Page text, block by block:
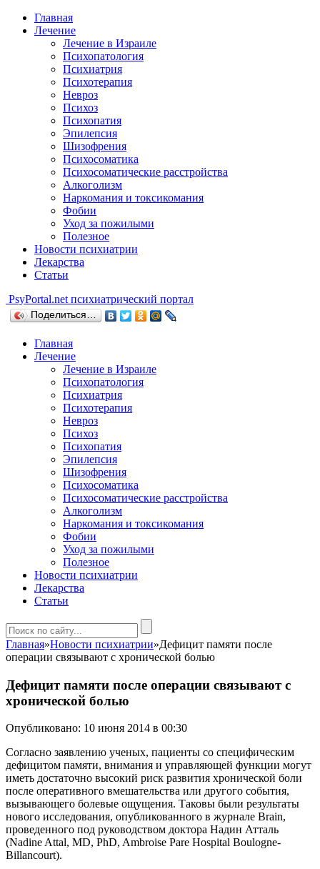
Главная
Лечение
Лечение в Израиле
Психопатология
Психиатрия
Психотерапия
Невроз
Психоз
Психопатия
Эпилепсия
Шизофрения
Психосоматика
Психосоматические расстройства
Алкоголизм
Наркомания и токсикомания
Фобии
Уход за пожилыми
Полезное
Новости психиатрии
Лекарства
Статьи
PsyPortal.net психиатрический портал
Поделиться…
Главная
Лечение
Лечение в Израиле
Психопатология
Психиатрия
Психотерапия
Невроз
Психоз
Психопатия
Эпилепсия
Шизофрения
Психосоматика
Психосоматические расстройства
Алкоголизм
Наркомания и токсикомания
Фобии
Уход за пожилыми
Полезное
Новости психиатрии
Лекарства
Статьи
Главная»Новости психиатрии»Дефицит памяти после
операции связывают с хронической болью
Дефицит памяти после операции связывают с
хронической болью
Опубликовано: 10 июня 2014 в 00:30
Согласно заявлению ученых, пациенты со специфическим
дефицитом памяти, внимания и управляющей функции могут
иметь достаточно высокий риск развития хронической боли
после оперативного вмешательства или другого события,
вызывающего болевые ощущения. Таковы были результаты
нового исследования, опубликованного в журнале Brain,
проведенного под руководством доктора Надин Атталь
(Nadine Attal, MD, PhD, Ambroise Pare Hospital Boulogne-
Billancourt).